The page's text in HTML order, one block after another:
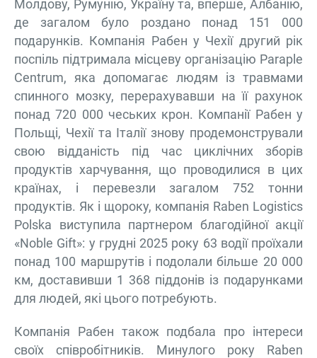
Молдову, Румунію, Україну та, вперше, Албанію,
де загалом було роздано понад 151 000
подарунків. Компанія Рабен у Чехії другий рік
поспіль підтримала місцеву організацію Paraple
Centrum, яка допомагає людям із травмами
спинного мозку, перерахувавши на її рахунок
понад 720 000 чеських крон. Компанії Рабен у
Польщі, Чехії та Італії знову продемонстрували
свою відданість під час циклічних зборів
продуктів харчування, що проводилися в цих
країнах, і перевезли загалом 752 тонни
продуктів. Як і щороку, компанія Raben Logistics
Polska виступила партнером благодійної акції
«Noble Gift»: у грудні 2025 року 63 водії проїхали
понад 100 маршрутів і подолали більше 20 000
км, доставивши 1 368 піддонів із подарунками
для людей, які цього потребують.
Компанія Рабен також подбала про інтереси
своїх співробітників. Минулого року Raben